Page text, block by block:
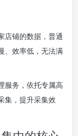
店铺的数据，普通
、效率低，无法满
服务，依托专属高
集，提升采集效